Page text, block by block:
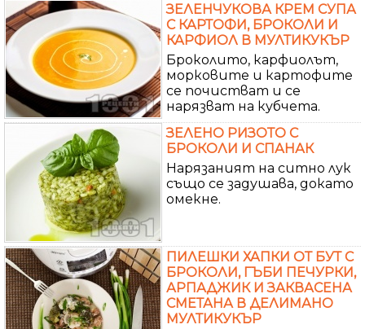
ЗЕЛЕНЧУКОВА КРЕМ СУПА
С КАРТОФИ, БРОКОЛИ И
КАРФИОЛ В МУЛТИКУКЪР
Броколито, карфиолът,
морковите и картофите
се почистват и се
нарязват на кубчета.
ЗЕЛЕНО РИЗОТО С
БРОКОЛИ И СПАНАК
Нарязаният на ситно лук
също се задушава, докато
омекне.
ПИЛЕШКИ ХАПКИ ОТ БУТ С
БРОКОЛИ, ГЪБИ ПЕЧУРКИ,
АРПАДЖИК И ЗАКВАСЕНА
СМЕТАНА В ДЕЛИМАНО
МУЛТИКУКЪР